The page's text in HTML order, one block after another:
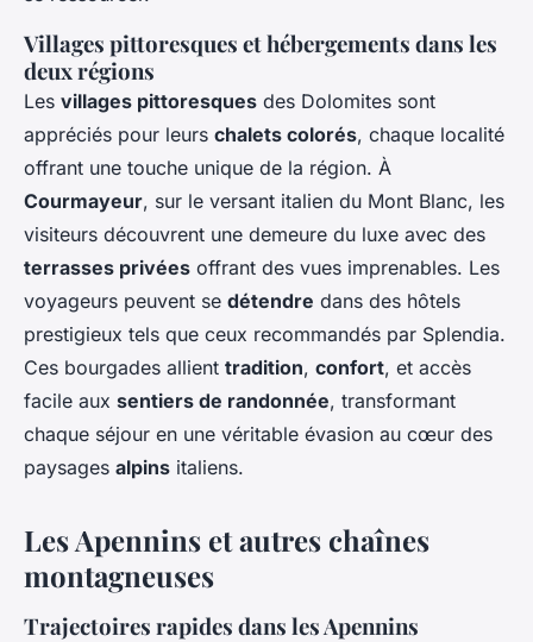
Villages pittoresques et hébergements dans les
deux régions
Les villages pittoresques des Dolomites sont
appréciés pour leurs chalets colorés, chaque localité
offrant une touche unique de la région. À
Courmayeur, sur le versant italien du Mont Blanc, les
visiteurs découvrent une demeure du luxe avec des
terrasses privées offrant des vues imprenables. Les
voyageurs peuvent se détendre dans des hôtels
prestigieux tels que ceux recommandés par Splendia.
Ces bourgades allient tradition, confort, et accès
facile aux sentiers de randonnée, transformant
chaque séjour en une véritable évasion au cœur des
paysages alpins italiens.
Les Apennins et autres chaînes
montagneuses
Trajectoires rapides dans les Apennins